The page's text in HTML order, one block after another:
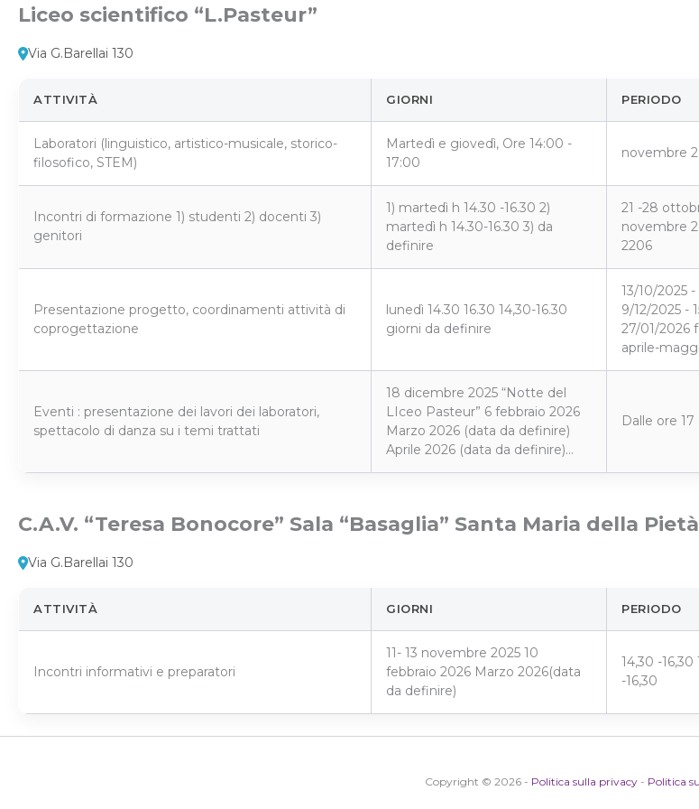
Liceo scientifico “L.Pasteur”
Via G.Barellai 130
ATTIVITÀ GIORNI PERIODO
Laboratori (linguistico, artistico-musicale, storico-
filosofico, STEM)
Martedì e giovedì, Ore 14:00 -
17:00
novembre
Incontri di formazione 1) studenti 2) docenti 3)
genitori
1) martedì h 14.30 -16.30 2)
martedì h 14.30-16.30 3) da
definire
21 -28
novembre
2206
Presentazione progetto, coordinamenti attività di
coprogettazione
lunedì 14.30 16.30 14,30-16.30
giorni da definire
13/10/2025 -
9/12/2025 -
27/01/2026
aprile-
Eventi : presentazione dei lavori dei laboratori,
spettacolo di danza su i temi trattati
18 dicembre 2025 “Notte del
LIceo Pasteur” 6 febbraio 2026
Marzo 2026 (data da definire)
Aprile 2026 (data da definire)…
Dalle ore
C.A.V. “Teresa Bonocore” Sala “Basaglia” Santa Maria della
Via G.Barellai 130
ATTIVITÀ GIORNI PERIODO
Incontri informativi e preparatori
11- 13 novembre 2025 10
febbraio 2026 Marzo 2026(data
da definire)
14,30 -16,30
-16,30
Copyright © 2026 - Politica sulla privacy - Politica